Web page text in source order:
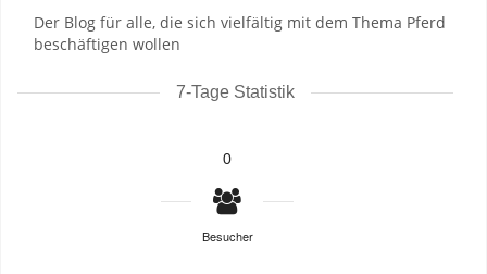
Der Blog für alle, die sich vielfältig mit dem Thema Pferd
beschäftigen wollen
7-Tage Statistik
0
Besucher